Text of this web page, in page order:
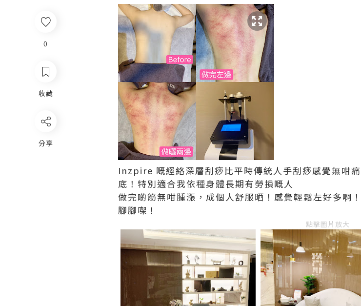
0
收藏
分享
Inzpire 嘅經絡深層刮痧比平時傳統人手刮痧感覺無咁
底！特別適合我依種身體長期有勞損嘅人
做完啲筋無咁腫漲，成個人舒服晒！感覺輕鬆左好多啊
腳腳㗎！
點擊圖片放大